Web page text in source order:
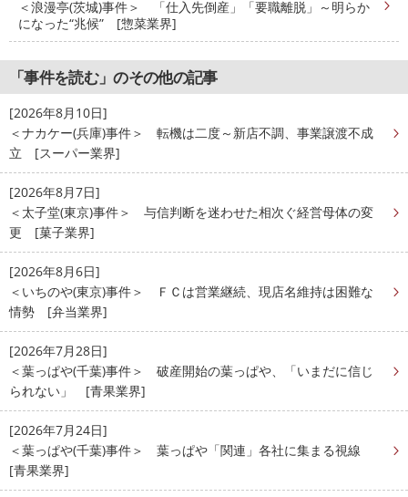
＜浪漫亭(茨城)事件＞ 「仕入先倒産」「要職離脱」～明らか
になった“兆候” [惣菜業界]
「事件を読む」のその他の記事
[2026年8月10日]
＜ナカケー(兵庫)事件＞ 転機は二度～新店不調、事業譲渡不成
立 [スーパー業界]
[2026年8月7日]
＜太子堂(東京)事件＞ 与信判断を迷わせた相次ぐ経営母体の変
更 [菓子業界]
[2026年8月6日]
＜いちのや(東京)事件＞ ＦＣは営業継続、現店名維持は困難な
情勢 [弁当業界]
[2026年7月28日]
＜葉っぱや(千葉)事件＞ 破産開始の葉っぱや、「いまだに信じ
られない」 [青果業界]
[2026年7月24日]
＜葉っぱや(千葉)事件＞ 葉っぱや「関連」各社に集まる視線
[青果業界]